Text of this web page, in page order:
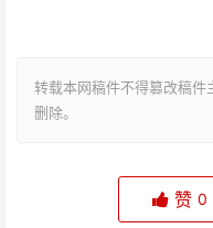
转载本网稿件不得篡改稿件
删除。
赞 0